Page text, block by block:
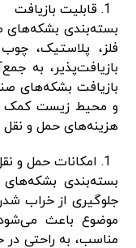
قابلیت بازیافت
بسته‌بندی بشکه‌های
فلز، پلاستیک،
بازیافت‌پذیر، به
بازیافت بشکه‌های
و محیط زیست کمک
هزینه‌های حمل و نقل
امکانات حمل و
بسته‌بندی
جلوگیری از خراب
موضوع باعث
مناسب، به راحتی